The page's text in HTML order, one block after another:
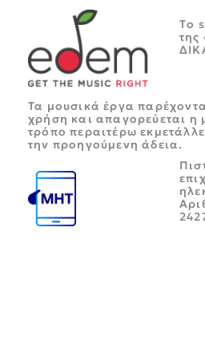
Tο
Τα μουσικά έργα
χρήση και απαγορεύεται η
τρόπο περαιτέρω
την προηγούμενη άδεια.